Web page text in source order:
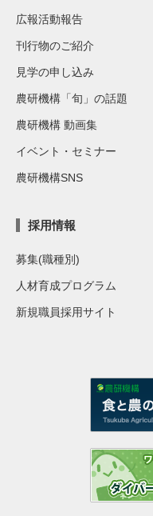
広報活動報告
刊行物のご紹介
見学の申し込み
農研機構「旬」の話題
農研機構 動画集
イベント・セミナー
農研機構SNS
採用情報
募集(職種別)
人材育成プログラム
新規職員採用サイト